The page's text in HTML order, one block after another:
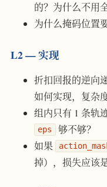
的？为什么不用
为什么掩码位置
L2 — 实现
折扣回报的逆向
如何实现，复杂
组内只有 1 条轨
eps
够不够？
如果
掉），损失应该